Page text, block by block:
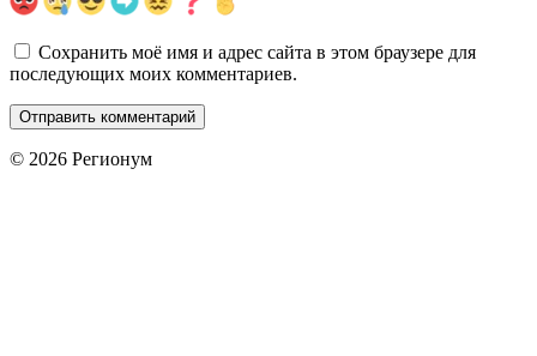
Сохранить моё имя и адрес сайта в этом браузере для
последующих моих комментариев.
© 2026 Регионум